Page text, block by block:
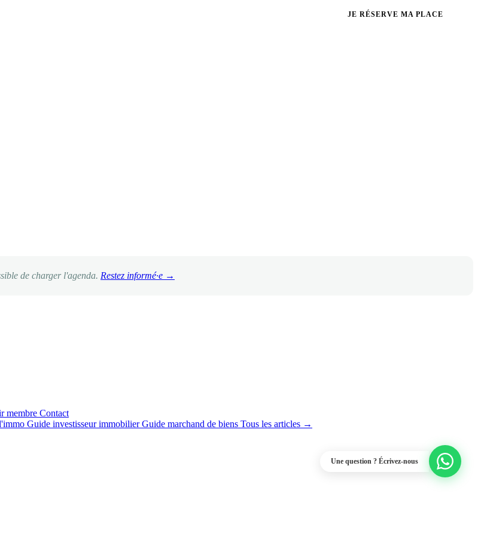
· les nouvelles ambassadrices du club Mentori Toulon•🎉NOUVEAU CLUB
JE RÉSERVE MA PLACE
de charger l'agenda. Restez informé·e →
membre Contact
Guide investisseur immobilierGuide marchand de biens Tous les articles →
Une question ? Écrivez-nous